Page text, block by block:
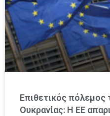
Επιθετικός πόλεμος
Ουκρανίας: Η ΕΕ